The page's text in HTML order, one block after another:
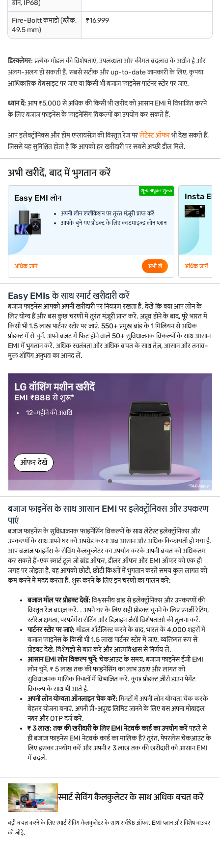
ग्रीन, IP68)
Fire-Boltt कमांडो (ब्लैक,
49.5 mm)
₹16,999
डिस्क्लेमर: प्रत्येक मॉडल की विशेषताएं, उपलब्धता और कीमत बदलाव के अधीन हैं और
अलग-अलग हो सकती हैं. सबसे सटीक और up-to-date जानकारी के लिए, कृपया
आधिकारिक वेबसाइट पर जाएं या किसी भी बजाज फाइनेंस पार्टनर स्टोर पर जाएं.
ध्यान दें:आप ₹5,000 से अधिक की किसी भी खरीद को आसान EMI में विभाजित करने
के लिए बजाज फाइनेंस के फाइनेंसिंग विकल्पों का उपयोग कर सकते हैं.
आप इलेक्ट्रॉनिक्स और होम एप्लायंसेज़ की विस्तृत रेंज परलेटेस्ट ऑफरभी देख सकते हैं,
जिससे यह सुनिश्चित होता है कि आपको हर खरीदारी पर सबसे अच्छी डील मिले.
अभी खरीदें, बाद में भुगतान करें
शून्य अप्रूवल शुल्क
Easy EMI लोन
अपनी लोन एप्लीकेशन पर तुरंत मंज़ूरी प्राप्त करें
आपके चुने गए प्रोडक्ट के लिए कस्टमाइज़्ड लोन प्लान
अधिक जानें अभी लें
Insta
अधिक जानें
Easy EMIs के साथ स्मार्ट खरीदारी करें
बजाज फाइनेंस आपको अपनी खरीदारी पर नियंत्रण रखता है. देखें कि क्या आप लोन के
लिए योग्य हैं और बस कुछ चरणों में तुरंत मंज़ूरी प्राप्त करें. अप्रूव होने के बाद, पूरे भारत में
किसी भी 1.5 लाख पार्टनर स्टोर पर जाएं. 550+ प्रमुख ब्रांड के 1 मिलियन से अधिक
प्रोडक्ट में से चुनें. अपने बजट में फिट होने वाले 50+ सुविधाजनक विकल्पों के साथ आसान
EMI में भुगतान करें. अधिक स्वतंत्रता और अधिक बचत के साथ तेज़, आसान और तनाव-
मुक्त शॉपिंग अनुभव का आनंद लें.
LG वॉशिंग मशीन खरीदें
EMI ₹888 से शुरू*
12-महीने की अवधि
ऑफर देखें
बजाज फाइनेंस के साथ आसान EMI पर इलेक्ट्रॉनिक्स और उपकरण
पाएं
बजाज फाइनेंस के सुविधाजनक फाइनेंसिंग विकल्पों के साथ लेटेस्ट इलेक्ट्रॉनिक्स और
उपकरणों के साथ अपने घर को अपग्रेड करना अब आसान और अधिक किफायती हो गया है.
आप बजाज फाइनेंस के सेविंग कैलकुलेटर का उपयोग करके अपनी बचत को अधिकतम
कर सकते हैं-एक स्मार्ट टूल जो ब्रांड ऑफर, डीलर ऑफर और EMI ऑफर को एक ही
जगह पर जोड़ता है, यह आपको छोटी, छोटी किश्तों में भुगतान करते समय कुल लागत को
कम करने में मदद करता है. शुरू करने के लिए इन चरणों का पालन करें:
बजाज मॉल पर प्रोडक्ट देखें:विश्वसनीय ब्रांड से इलेक्ट्रॉनिक्स और उपकरणों की
विस्तृत रेंज ब्राउज़ करें. . अपने घर के लिए सही प्रोडक्ट चुनने के लिए एनर्जी रेटिंग,
स्टोरेज क्षमता, परफॉर्मेंस सेटिंग और डिज़ाइन जैसी विशेषताओं की तुलना करें.
पार्टनर स्टोर पर जाएं:मॉडल शॉर्टलिस्ट करने के बाद, भारत के 4,000 शहरों में
बजाज फाइनेंस के किसी भी 1.5 लाख पार्टनर स्टोर में जाएं. व्यक्तिगत रूप से
प्रोडक्ट देखें, विशेषज्ञों से बात करें और आत्मविश्वास से निर्णय लें.
आसान EMI लोन विकल्प चुनें:चेकआउट के समय, बजाज फाइनेंस ईजी EMI
लोन चुनें. ₹ 5 लाख तक की फाइनेंसिंग का लाभ उठाएं और लागत को
सुविधाजनक मासिक किश्तों में विभाजित करें. कुछ प्रोडक्ट ज़ीरो डाउन पेमेंट
विकल्प के साथ भी आते हैं.
अपनी लोन योग्यता ऑनलाइन चेक करें:मिनटों में अपनी लोन योग्यता चेक करके
बेहतर योजना बनाएं. अपनी प्री-अप्रूव्ड लिमिट जानने के लिए बस अपना मोबाइल
नंबर और OTP दर्ज करें.
₹ 3 लाख: तक की खरीदारी के लिए EMI नेटवर्क कार्ड का उपयोग करेंपहले से
ही बजाज फाइनेंस EMI नेटवर्क कार्ड का मालिक है? तुरंत, पेपरलेस चेकआउट के
लिए इसका उपयोग करें और अपनी ₹ 3 लाख तक की खरीदारी को आसान EMI
में बदलें.
स्मार्ट सेविंग कैलकुलेटर के साथ अधिक बचत करें
बड़ी बचत करने के लिए स्मार्ट सेविंग कैलकुलेटर के साथ सर्वश्रेष्ठ ऑफर, EMI प्लान और विशेष वाउचर
को जोड़ें.